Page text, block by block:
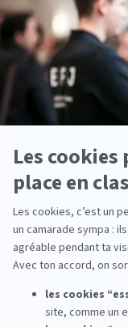
De sportive
sportive :